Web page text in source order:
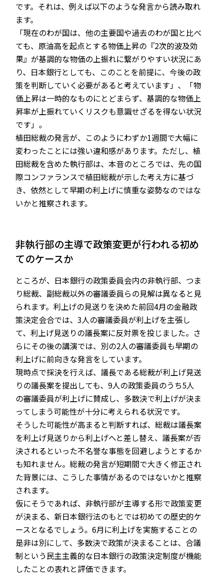
です。それは、例えば以下のような発言から読み取れ
ます。
「現在のわが国は、他の主要国や過去のわが国と比べ
ても、原油高を起点とする物価上昇の『2次的波及効
果』が基調的な物価の上振れに繋がりやすい状況にあ
り、日本銀行としても、このことを前提に、今後の政
策を判断していく必要があると考えています」、「物
価上昇は一時的なものにとどまらず、基調的な物価上
昇率が上振れていくリスクも意識せざるを得ない状況
です」。
植田総裁の発言が、このようにわずか1週間で大幅に
変わったことには強い違和感があります。ただし、植
田総裁を含めた執行部は、本音のところでは、先の国
際コンファランスで植田総裁が示した考え方に基づ
き、依然として早期の利上げに慎重な姿勢なのではな
いかと推察されます。
非執行部の主導で政策変更が行われる初め
てのケースか
ところが、日本銀行の政策委員会内の非執行部、つま
り総裁、副総裁以外の審議委員らの見解は異なると見
られます。利上げの見送りを決めた前回4月の金融政
策決定会合では、3人の審議委員が利上げを主張し
て、利上げ見送りの議長案に反対票を投じました。さ
らにその後の講演では、別の2人の審議委員も早期の
利上げに前向きな発言をしています。
現時点で採決を行えば、議長である総裁が利上げ見送
りの議長案を提出しても、9人の政策委員のうち5人
の審議委員が利上げに賛成し、多数決で利上げが決ま
ってしまう可能性が十分に考えられる状況です。
そうした可能性が高まると判断すれば、総裁は議長案
を利上げ見送りから利上げへと差し替え、議長案が否
決されるといった不名誉な事態を回避しようとするか
も知れません。総裁の発言が短期間で大きく修正され
た背景には、こうした事情があるのではないかと推察
されます。
仮にそうであれば、非執行部が主導する形で政策変更
が決まる、新日本銀行法のもとでは初めての歴史的ケ
ースとなるでしょう。6月に利上げを実施することの
是非は別にして、多数決で政策が決まることは、合議
制という民主主義的な日本銀行の政策決定制度が機能
したことの表れと評価できます。